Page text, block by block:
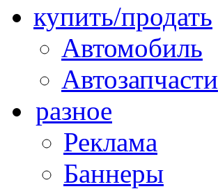
купить/продать
Автомобиль
Автозапчасти
разное
Реклама
Баннеры